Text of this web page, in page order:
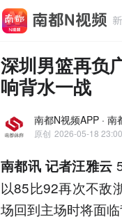
深圳男篮再负
响背水一战
南都N视频APP · 南
原创 2026-05-18 23:00
南都讯 记者汪雅云
以85比92再次不敌
场回到主场时将面临